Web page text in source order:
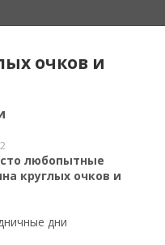
очков и
любопытные
круглых очков и
дни